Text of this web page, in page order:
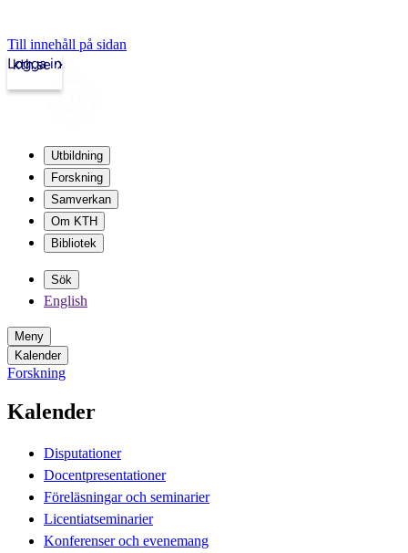
Till innehåll på sidan
kth.se
Logga in
Utbildning
Forskning
Samverkan
Om KTH
Bibliotek
Sök
English
Meny
Kalender
Forskning
Kalender
Disputationer
Docentpresentationer
Föreläsningar och seminarier
Licentiatseminarier
Konferenser och evenemang